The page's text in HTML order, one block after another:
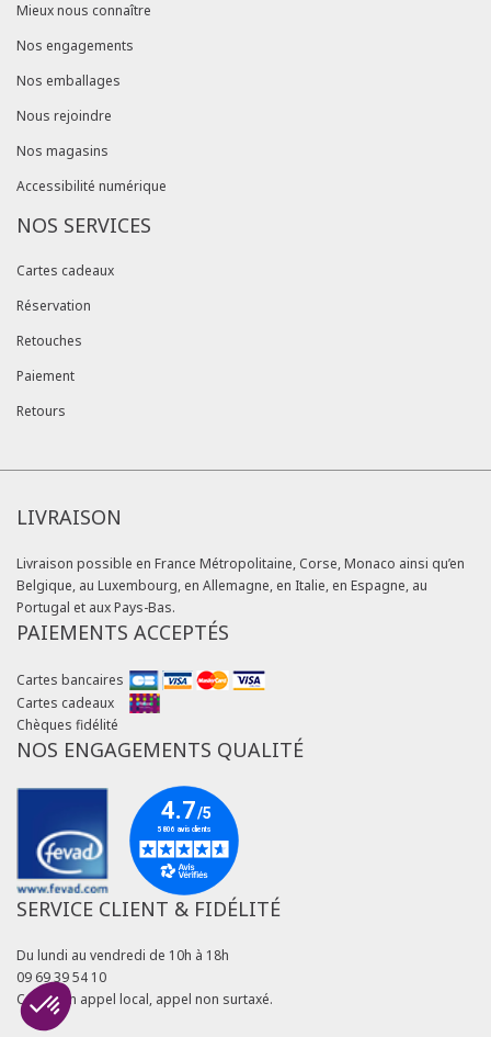
Mieux nous connaître
Nos engagements
Nos emballages
Nous rejoindre
Nos magasins
Accessibilité numérique
NOS SERVICES
Cartes cadeaux
Réservation
Retouches
Paiement
Retours
LIVRAISON
Livraison possible en France Métropolitaine, Corse, Monaco ainsi qu’en
Belgique, au Luxembourg, en Allemagne, en Italie, en Espagne, au
Portugal et aux Pays-Bas.
PAIEMENTS ACCEPTÉS
Cartes bancaires
Cartes cadeaux
Chèques fidélité
NOS ENGAGEMENTS QUALITÉ
SERVICE CLIENT & FIDÉLITÉ
Du lundi au vendredi de 10h à 18h
09 69 39 54 10
Coût d'un appel local, appel non surtaxé.